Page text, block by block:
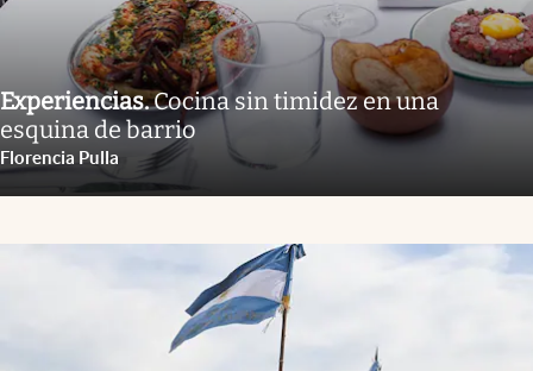
Experiencias.Cocina sin timidez en una
esquina de barrio
Florencia Pulla